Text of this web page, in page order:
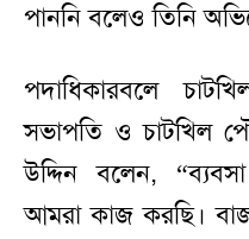
পাননি বলেও তিনি
পদাধিকারবলে
সভাপতি ও চাটখিল
উদ্দিন বলেন,
আমরা কাজ করছি।